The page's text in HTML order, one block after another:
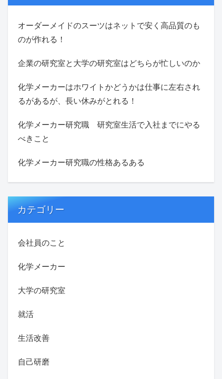
オーダーメイドのスーツはネットで安く高品質のも
のが作れる！
企業の研究室と大学の研究室はどちらが忙しいのか
化学メーカーはホワイトかどうかは仕事に左右され
るがあるが、長い休みがとれる！
化学メーカー研究職 研究室生活で入社までにやる
べきこと
化学メーカー研究職の性格あるある
カテゴリー
会社員のこと
化学メーカー
大学の研究室
就活
生活改善
自己研磨